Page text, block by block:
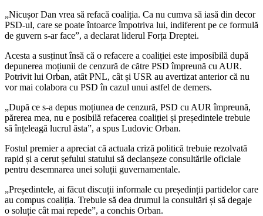
„Nicușor Dan vrea să refacă coaliția. Ca nu cumva să iasă din decor
PSD-ul, care se poate întoarce împotriva lui, indiferent pe ce formulă
de guvern s-ar face”, a declarat liderul Forța Dreptei.
Acesta a susținut însă că o refacere a coaliției este imposibilă după
depunerea moțiunii de cenzură de către PSD împreună cu AUR.
Potrivit lui Orban, atât PNL, cât și USR au avertizat anterior că nu
vor mai colabora cu PSD în cazul unui astfel de demers.
„După ce s-a depus moțiunea de cenzură, PSD cu AUR împreună,
părerea mea, nu e posibilă refacerea coaliției și președintele trebuie
să înțeleagă lucrul ăsta”, a spus Ludovic Orban.
Fostul premier a apreciat că actuala criză politică trebuie rezolvată
rapid și a cerut șefului statului să declanșeze consultările oficiale
pentru desemnarea unei soluții guvernamentale.
„Președintele, ai făcut discuții informale cu președinții partidelor care
au compus coaliția. Trebuie să dea drumul la consultări și să degaje
o soluție cât mai repede”, a conchis Orban.